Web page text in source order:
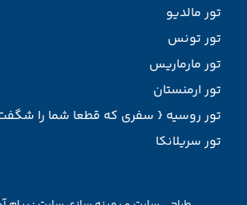
تور مالدیو
تور تونس
تور مارماریس
تور ارمنستان
تور روسیه { سفری که قطعا شما را
تور سریلانکا